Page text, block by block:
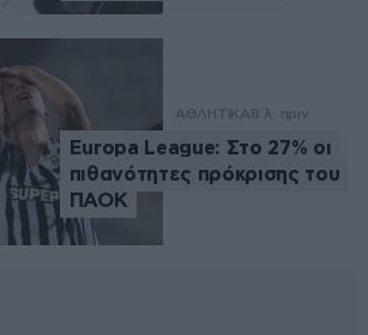
ΑΘΛΗΤΙΚΑ8 λ. πριν
Europa League: Στο 27% οι
πιθανότητες πρόκρισης του
ΠΑΟΚ